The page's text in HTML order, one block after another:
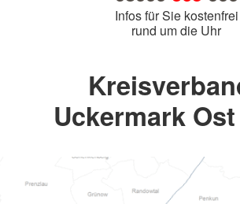
Infos für Sie kostenfrei
rund um die Uhr
Uckermark Ost